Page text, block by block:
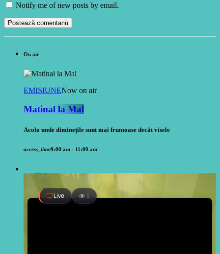
Notify me of new posts by email.
On air
EMISIUNENow on air
Matinal la Mal
Acolo unde diminețile sunt mai frumoase decât visele
access_time9:00 am - 11:00 am